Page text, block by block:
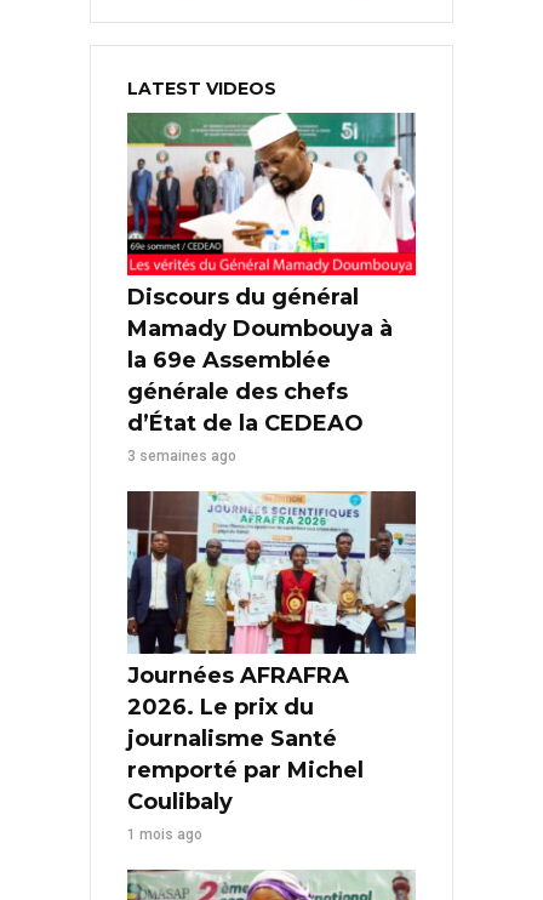
LATEST VIDEOS
Discours du général
Mamady Doumbouya à
la 69e Assemblée
générale des chefs
d’État de la CEDEAO
3 semaines ago
Journées AFRAFRA
2026. Le prix du
journalisme Santé
remporté par Michel
Coulibaly
1 mois ago